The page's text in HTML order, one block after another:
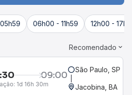
06h00 - 11h59 12h00 -
Recomendado
09:00
1d 16h 30m
São Paulo, SP -
Jacobina, BA